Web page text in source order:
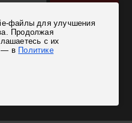
данных
файлы для улучшения
Продолжая
с их
— в Политике